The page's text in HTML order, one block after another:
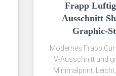
Frapp
Ausschnitt
Graphic-
Modernes Frapp
V-Ausschnitt und
Minimalprint.